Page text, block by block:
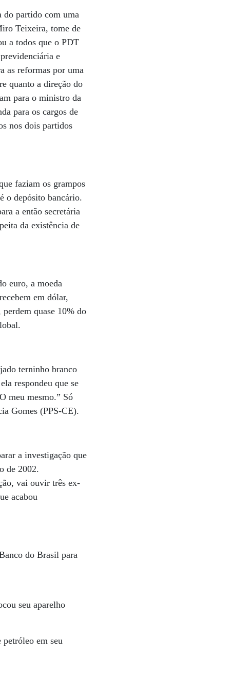
do partido com uma
Teixeira, tome de
a todos que o PDT
e
as reformas por uma
quanto a direção do
para o ministro da
para os cargos de
nos dois partidos
faziam os grampos
o depósito bancário.
a então secretária
da existência de
euro, a moeda
em dólar,
quase 10% do
terninho branco
respondeu que se
meu mesmo.” Só
Gomes (PPS-CE).
a investigação que
de 2002.
vai ouvir três ex-
acabou
do Brasil para
seu aparelho
em seu